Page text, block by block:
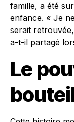
famille, a été
enfance. « Je
serait
a-t-il partagé
Le